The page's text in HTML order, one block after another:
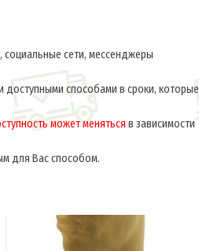
сети, мессенджеры
доступными способами в сроки, которые
может меняться в зависимости
для Вас способом.